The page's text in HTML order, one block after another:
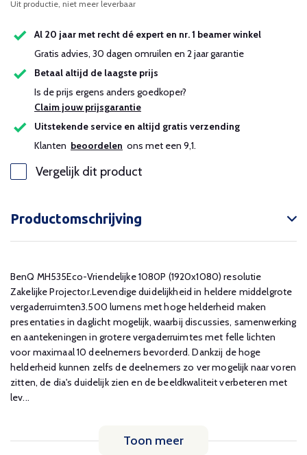
Uit productie, niet meer leverbaar
Al 20 jaar met recht dé expert en nr. 1 beamer winkel
Gratis advies, 30 dagen omruilen en 2 jaar garantie
Betaal altijd de laagste prijs
Is de prijs ergens anders goedkoper?
Claim jouw prijsgarantie
Uitstekende service en altijd gratis verzending
Klanten beoordelen ons met een 9,1.
Vergelijk dit product
Productomschrijving
BenQ MH535Eco-Vriendelijke 1080P (1920x1080) resolutie
Zakelijke Projector.Levendige duidelijkheid in heldere middelgrote
vergaderruimten3.500 lumens met hoge helderheid maken
presentaties in daglicht mogelijk, waarbij discussies, samenwerking
en aantekeningen in grotere vergaderruimtes met felle lichten
voor maximaal 10 deelnemers bevorderd. Dankzij de hoge
helderheid kunnen zelfs de deelnemers zo ver mogelijk naar voren
zitten, de dia's duidelijk zien en de beeldkwaliteit verbeteren met
lev...
Toon meer